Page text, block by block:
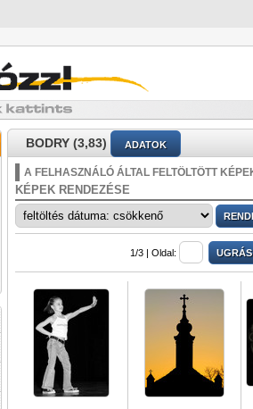
BODRY (3,83) ADATOK
A FELHASZNÁLÓ ÁLTAL FELTÖLTÖTT
KÉPEK RENDEZÉSE
1/3 | Oldal: